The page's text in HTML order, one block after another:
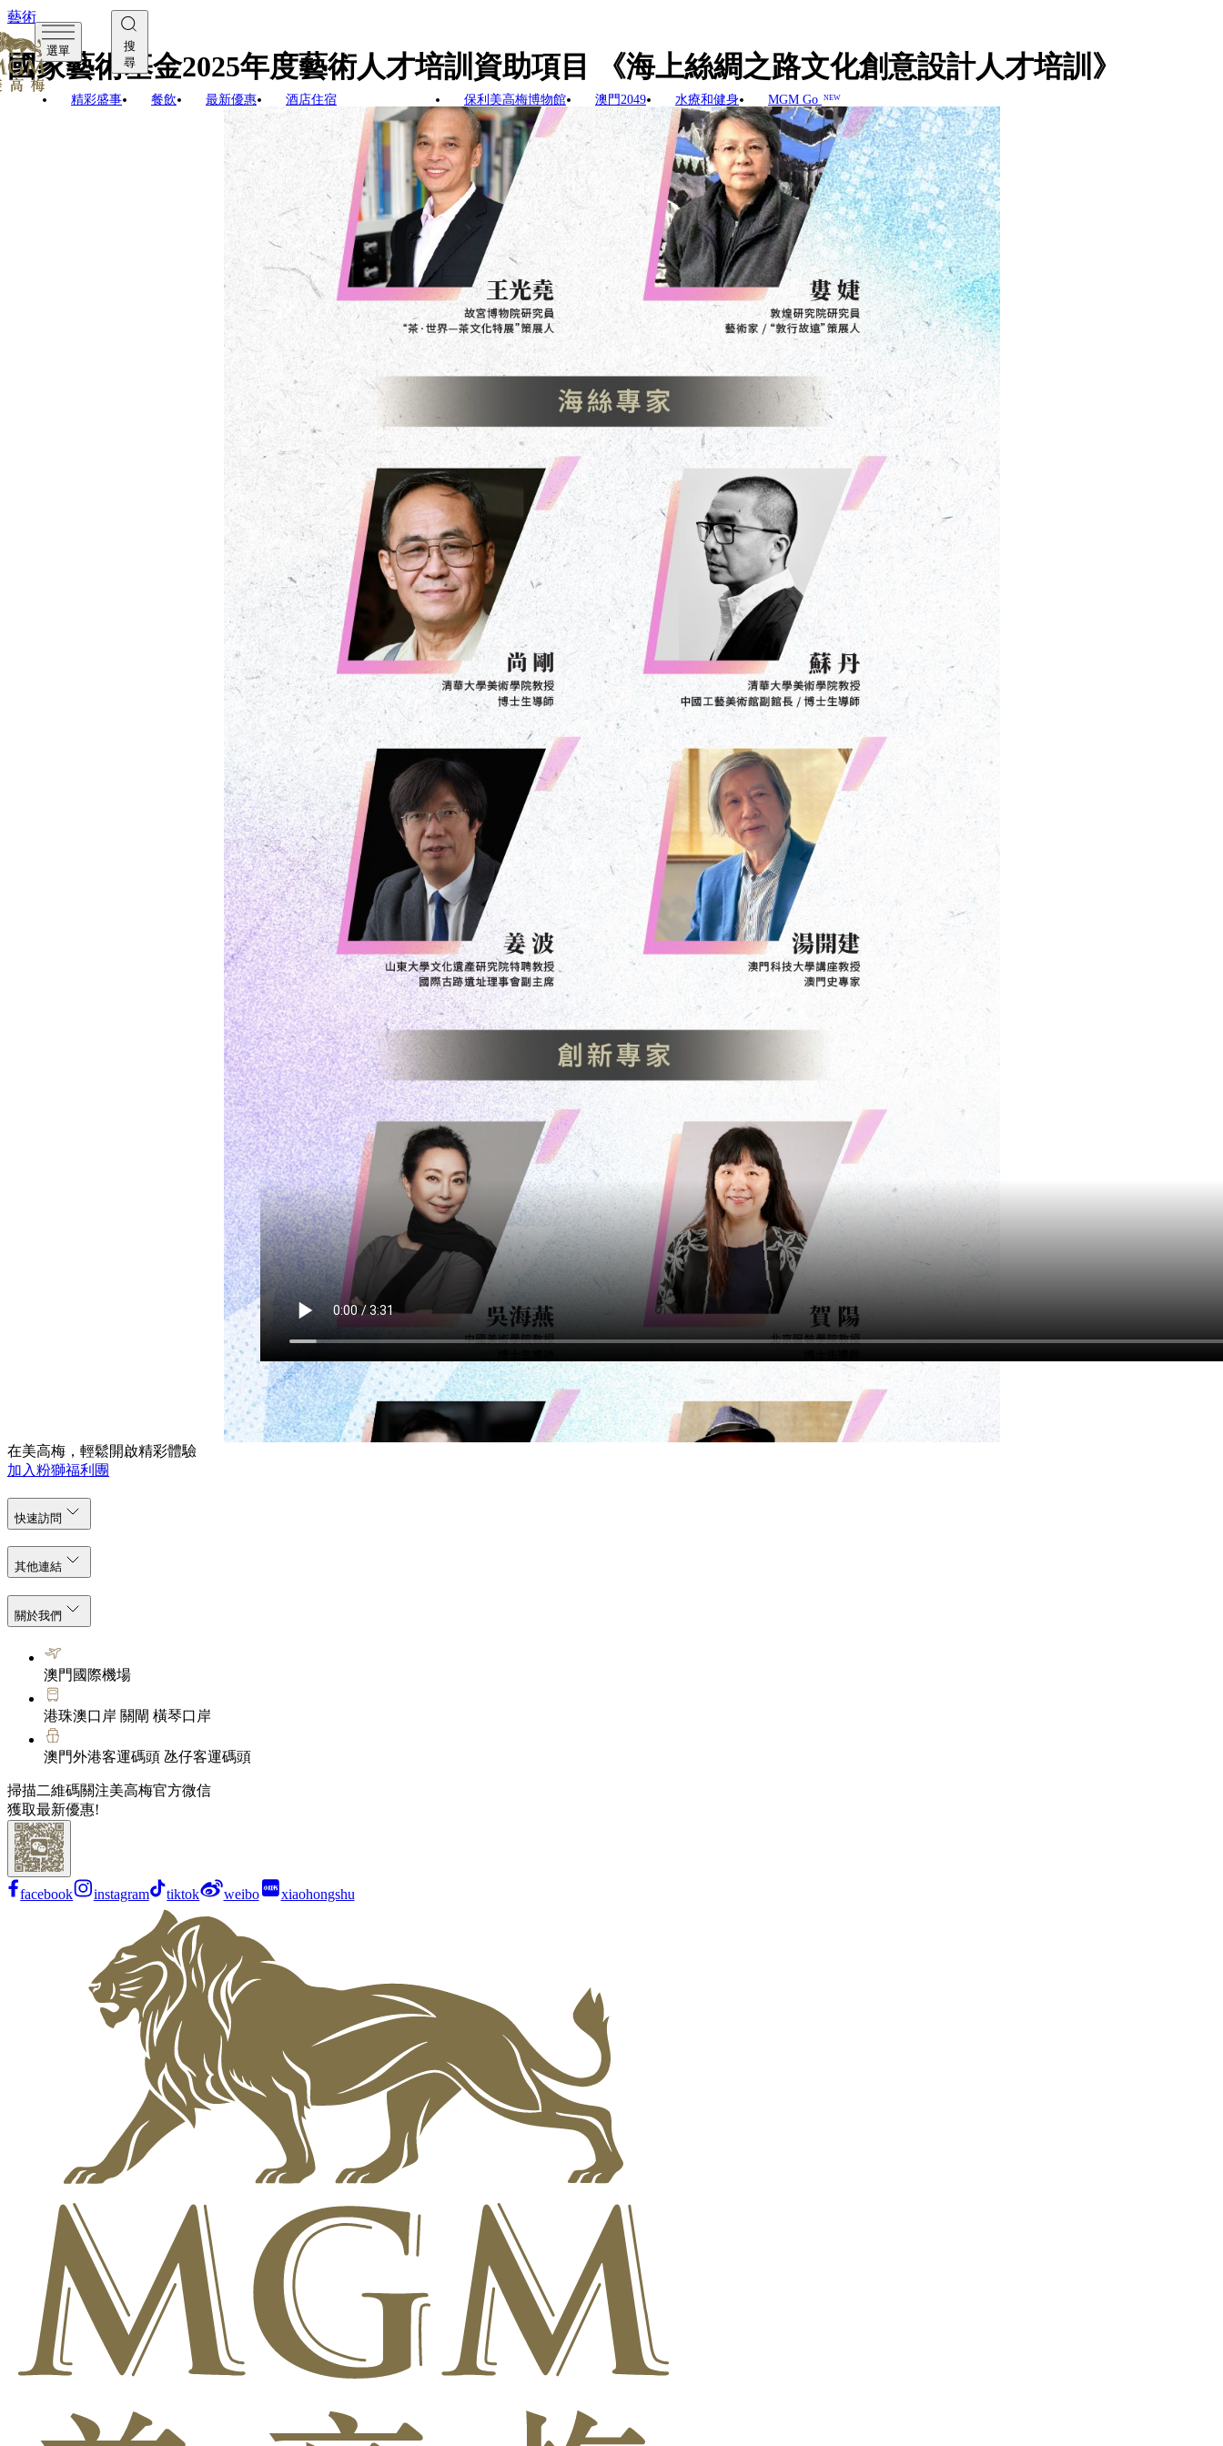
選單
搜
尋
精彩盛事 餐飲 最新優惠 酒店住宿 保利美高梅博物館 澳門2049 水療和健身 MGM Go NEW
藝術
國家藝術基金2025年度藝術人才培訓資助項目 《海上絲綢之路文化創意設計人才培訓》
由美高梅申報的國家藝術基金2025年度藝術人才資助項目《海上絲綢之路文化創意設計人才培訓》，旨在促進海上絲綢之路文化歷史研究
與創新轉化並培養相關人才，充分展現澳門作為中外文化交流橋樑的重要角色。
全國招募的30名學員跟隨30多位來自學術界、文博界、產業界及藝術界的本地及國家級文化機構專家與權威學者組成的頂
尖師資團隊指導，「文化理論 + 專業考察 + 設計實踐」三位一體學習模式於北京、泉州、廣州及澳門多地集中授課與實地
考察; 並以澳門全新世界級文旅地標—保利美高梅博物館作為核心培訓基地。課程內容涵蓋絲綢之路、海絲美學、文化傳
承、創新思維、民俗工藝等領域，全方位培育具國際視野的複合型人才。
師資團隊
查詢請致電（853）8802 3833 / 電郵至nationalartsfund@mgm.mo
在美高梅，輕鬆開啟精彩體驗
加入粉獅福利團
快速訪問
其他連結
關於我們
澳門國際機場
港珠澳口岸 關閘 橫琴口岸
澳門外港客運碼頭 氹仔客運碼頭
掃描二維碼關注美高梅官方微信
獲取最新優惠!
facebook instagram tiktok weibo xiaohongshu